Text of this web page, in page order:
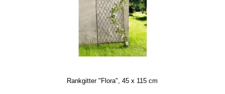
Rankgitter "Flora", 45 x 115 cm